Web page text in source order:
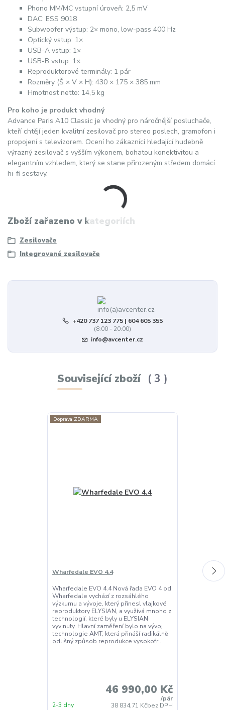
Phono MM/MC vstupní úroveň: 2,5 mV
DAC: ESS 9018
Subwoofer výstup: 2× mono, low-pass 400 Hz
Optický vstup: 1×
USB-A vstup: 1×
USB-B vstup: 1×
Reproduktorové terminály: 1 pár
Rozměry (Š × V × H): 430 × 175 × 385 mm
Hmotnost netto: 14,5 kg
Pro koho je produkt vhodný
Advance Paris A10 Classic je vhodný pro náročnější posluchače,
kteří chtějí jeden kvalitní zesilovač pro stereo poslech, gramofon i
propojení s televizorem. Ocení ho zákazníci hledající hudebně
výrazný zesilovač s vyšším výkonem, bohatou konektivitou a
elegantním vzhledem, který se stane přirozeným středem domácí
hi-fi sestavy.
Zboží zařazeno v kategoriích
Zesilovače
Integrované zesilovače
+420 737 123 775 | 604 605 355
(8:00 - 20:00)
info@avcenter.cz
Související zboží 3
Doprava ZDARMA
Wharfedale EVO 4.4
Wharfedale EVO 4.4 Nová řada EVO 4 od
Wharfedale vychází z rozsáhlého
výzkumu a vývoje, který přinesl vlajkové
reproduktory ELYSIAN, a využívá mnoho z
technologií, které byly u ELYSIAN
vyvinuty. Hlavní zaměření bylo na vývoj
technologie AMT, která přináší radikálně
odlišný způsob reprodukce vysokofr...
46 990,00 Kč
/pár
38 834,71 Kčbez DPH
2-3 dny
Bowers &